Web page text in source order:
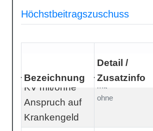
Höchstbeitragszuschuss
Bezeichnung
Detail /
Zusatzinfo
KV mit/ohne
Anspruch auf
Krankengeld
mit
ohne